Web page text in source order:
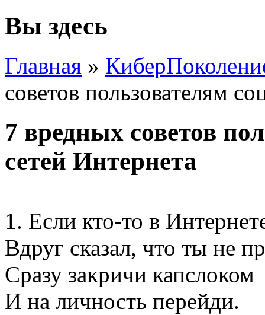
Вы здесь
Главная »
советов пользователям
7 вредных советов
сетей Интернета
1. Если кто-то в
Вдруг сказал, что ты не
Сразу закричи капслоком
И на личность перейди.